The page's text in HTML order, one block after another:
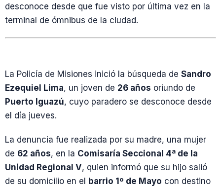
desconoce desde que fue visto por última vez en la
terminal de ómnibus de la ciudad.
La Policía de Misiones inició la búsqueda de Sandro
Ezequiel Lima, un joven de 26 años oriundo de
Puerto Iguazú, cuyo paradero se desconoce desde
el día jueves.
La denuncia fue realizada por su madre, una mujer
de 62 años, en la Comisaría Seccional 4ª de la
Unidad Regional V, quien informó que su hijo salió
de su domicilio en el
barrio 1º de Mayo con destino